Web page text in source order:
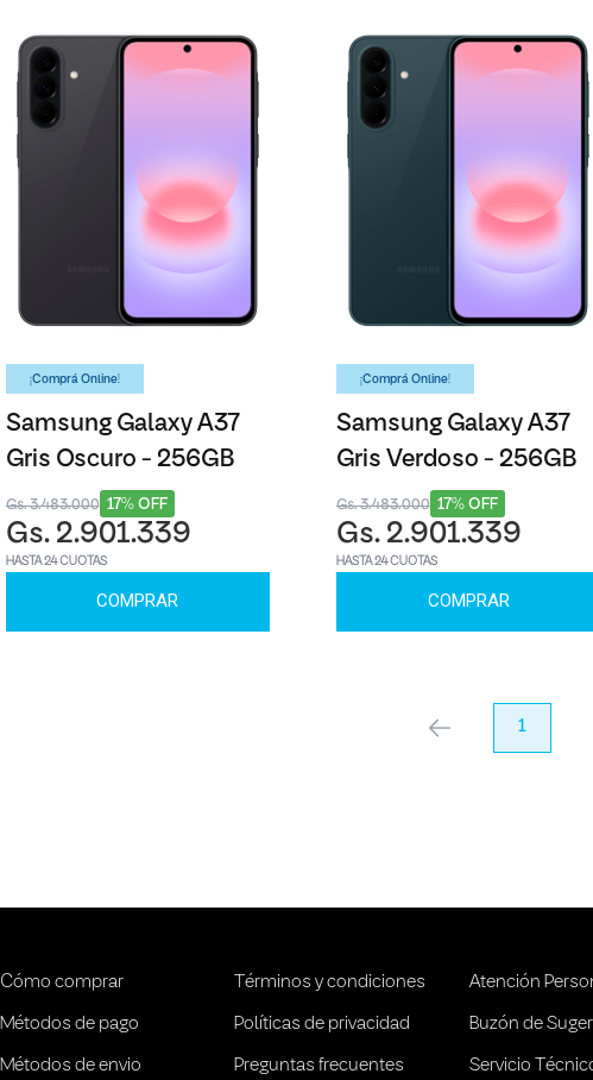
¡Comprá Online!
Samsung Galaxy A37
Gris Oscuro - 256GB
17% OFF
Gs. 3.483.000
Gs. 2.901.339
HASTA 24 CUOTAS
COMPRAR
¡Comprá Online!
Samsung Galaxy A37
Gris Verdoso - 256GB
17% OFF
Gs. 3.483.000
Gs. 2.901.339
HASTA 24 CUOTAS
COMPRAR
anterior 1
Cómo comprar
Métodos de pago
Métodos de envio
Términos y condiciones
Políticas de privacidad
Preguntas frecuentes
Atención
Buzón de
Servicio